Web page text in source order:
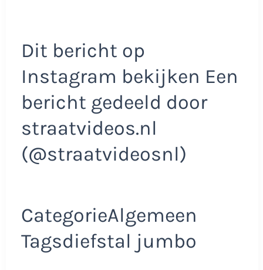
Dit bericht op
Instagram bekijken Een
bericht gedeeld door
straatvideos.nl
(@straatvideosnl)
CategorieAlgemeen
Tagsdiefstal jumbo